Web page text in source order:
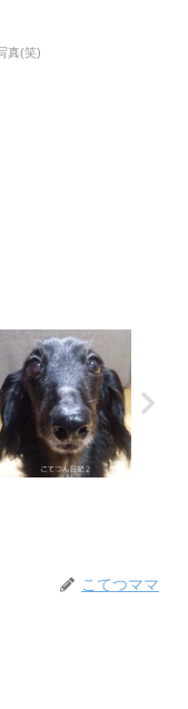
真(笑)
こてつママ